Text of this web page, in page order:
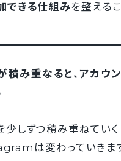
できる仕組みを整える
積み重なると、アカウ
しずつ積み重ねていく
は変わっていきます